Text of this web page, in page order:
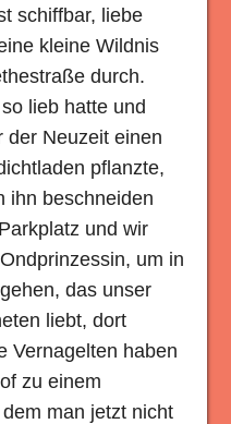
schiffbar, liebe
kleine Wildnis
durch.
lieb hatte und
der Neuzeit einen
pflanzte,
ihn beschneiden
und wir
um in
das unser
liebt, dort
Vernagelten haben
zu einem
man jetzt nicht